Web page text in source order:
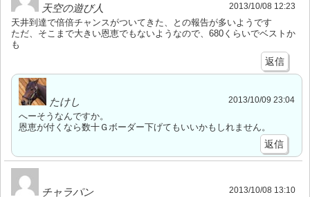
天空の遊び人 2013/10/08 12:23
天井到達で倍倍チャンスがついてきた、との報告が多いようです
ただ、そこまで大きい恩恵でもないようなので、680くらいでベストか
も
返信
たけし 2013/10/09 23:04
へーそうなんですか。
恩恵が付くなら数十Ｇボーダー下げてもいいかもしれません。
返信
チャラパン 2013/10/08 13:10